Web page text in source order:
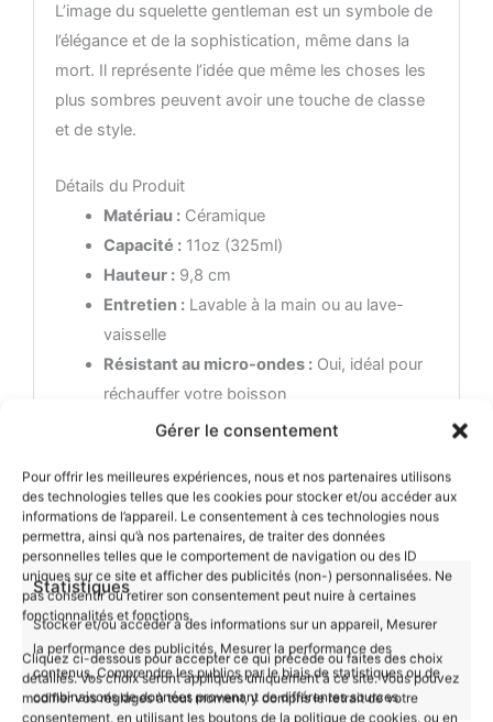
Gérer le consentement
Pour offrir les meilleures expériences, nous et nos partenaires utilisons
des technologies telles que les cookies pour stocker et/ou accéder aux
informations de l’appareil. Le consentement à ces technologies nous
permettra, ainsi qu’à nos partenaires, de traiter des données
personnelles telles que le comportement de navigation ou des ID
uniques sur ce site et afficher des publicités (non-) personnalisées. Ne
pas consentir ou retirer son consentement peut nuire à certaines
fonctionnalités et fonctions.
Cliquez ci-dessous pour accepter ce qui précède ou faites des choix
détaillés. Vos choix seront appliqués uniquement à ce site. Vous pouvez
modifier vos réglages à tout moment, y compris le retrait de votre
consentement, en utilisant les boutons de la politique de cookies, ou en
Statistiques
Stocker et/ou accéder à des informations sur un appareil, Mesurer
la performance des publicités, Mesurer la performance des
contenus, Comprendre les publics par le biais de statistiques ou de
combinaisons de données provenant de différentes sources.
L’image du squelette gentleman est un symbole de
l’élégance et de la sophistication, même dans la
mort. Il représente l’idée que même les choses les
plus sombres peuvent avoir une touche de classe
et de style.
Détails du Produit
Matériau :Céramique
Capacité :11oz (325ml)
Hauteur :9,8 cm
Entretien :Lavable à la main ou au lave-
vaisselle
Résistant au micro-ondes :Oui, idéal pour
réchauffer votre boisson
Impression : Panoramique
Un Cadeau Écologique et Original
Ce mug céramique, imprimé en France sur
commande et livré dans un emballage zéro
plastique, est un cadeau parfait pour une maman,
un enfant ou pour vous-même. Il lui rappellera
l’amour et la tendresse qui les unissent.
Informations complémentaires